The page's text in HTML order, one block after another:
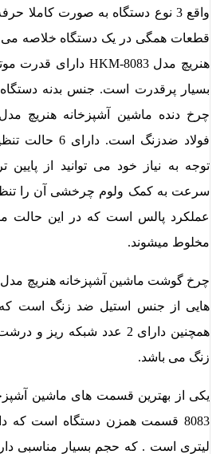
واقع 3 نوع دستگاه به صورت کاملا
قطعات همگی در یک دستگاه خلاصه می
بسیار پرقدرت است. جنس بدنه
فولاد ضدزنگ
توجه به نیاز خود می توانید از پایین
سرعت به کمک ولوم چرخشی آن را
عملکرد پالس است که در این حالت
مخلوط میشوند.
هایی از جنس استیل ضد زنگ است که
همچنین دارای 2 عدد شبکه
زنگ می باشد.
لیتری است . که حجم بسیار مناسبی